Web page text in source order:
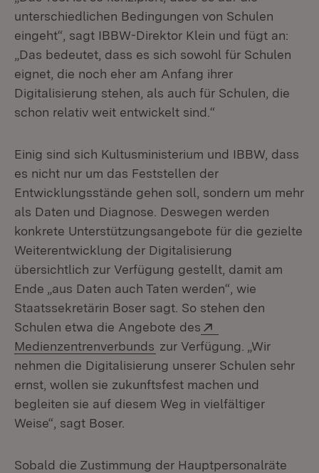
unterschiedlichen Bedingungen von Schulen
eingeht“, sagt IBBW-Direktor Klein und fügt an:
„Das bedeutet, dass es sich sowohl für Schulen
eignet, die noch eher am Anfang ihrer
Digitalisierung stehen, als auch für Schulen, die
schon relativ weit entwickelt sind.“
Einig sind sich Kultusministerium und IBBW, dass
es nicht nur um das Feststellen der
Entwicklungsstände gehen soll, sondern um mehr
als Daten und Diagnose. Deswegen werden
konkrete Unterstützungsangebote für die gezielte
Weiterentwicklung der Digitalisierung
übersichtlich zur Verfügung gestellt, damit am
Ende „aus Daten auch Taten werden“, wie
Staatssekretärin Boser sagt. So stehen den
Schulen etwa die Angebote des
Medienzentrenverbunds (Öffnet in neuem Fenster)
zur Verfügung. „Wir
nehmen die Digitalisierung unserer Schulen sehr
ernst, wollen sie zukunftsfest machen und
begleiten sie auf diesem Weg in vielfältiger
Weise“, sagt Boser.
Sobald die Zustimmung der Hauptpersonalräte